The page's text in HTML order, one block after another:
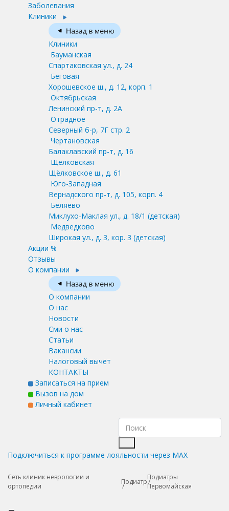
Заболевания
Клиники
Клиники
Бауманская
Спартаковская ул., д. 24
Беговая
Хорошевское ш., д. 12, корп. 1
Октябрьская
Ленинский пр-т, д. 2А
Отрадное
Северный б-р, 7Г стр. 2
Чертановская
Балаклавский пр-т, д. 16
Щёлковская
Щёлковское ш., д. 61
Юго-Западная
Вернадского пр-т, д. 105, корп. 4
Беляево
Миклухо-Маклая ул., д. 18/1 (детская)
Медведково
Широкая ул., д. 3, кор. 3 (детская)
Акции %
Отзывы
О компании
О компании
О нас
Новости
Сми о нас
Статьи
Вакансии
Налоговый вычет
КОНТАКТЫ
Записаться на прием
Вызов на дом
Личный кабинет
Подключиться к программе лояльности через MAX
Сеть клиник неврологии и
ортопедии
Подиатр
Подиатры
Первомайская